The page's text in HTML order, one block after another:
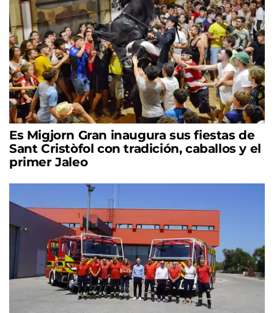
Es Migjorn Gran inaugura sus fiestas de
Sant Cristòfol con tradición, caballos y el
primer Jaleo